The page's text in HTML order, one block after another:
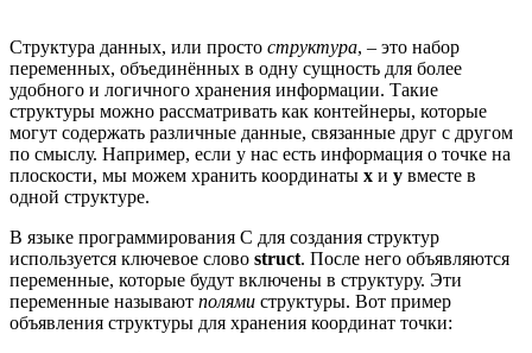
Структура данных, или просто структура, – это набор
переменных, объединённых в одну сущность для более
удобного и логичного хранения информации. Такие
структуры можно рассматривать как контейнеры, которые
могут содержать различные данные, связанные друг с другом
по смыслу. Например, если у нас есть информация о точке на
плоскости, мы можем хранить координаты x и y вместе в
одной структуре.
В языке программирования C для создания структур
используется ключевое слово struct. После него объявляются
переменные, которые будут включены в структуру. Эти
переменные называют полями структуры. Вот пример
объявления структуры для хранения координат точки: